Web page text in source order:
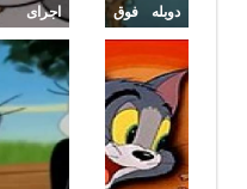
دوبله فوق
العاده
کارتون تام
و جری
توسط این
افراد
اجرای
چالش
رقص سنی
دییلر توسط
تام و جری